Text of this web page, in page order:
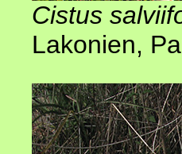
Cistus
Lakonien,